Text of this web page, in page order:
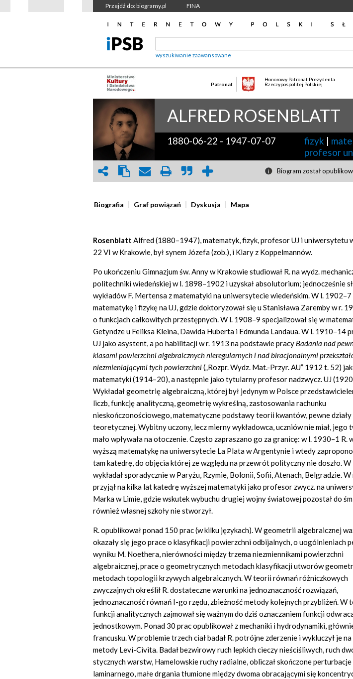
Przejdź do: biogramy.pl FINA
wyszukiwanie zaawansowane
Patronat
Honorowy Patronat Prezydenta
Rzeczypospolitej Polskiej
ALFRED ROSENBLATT
1880-06-22 - 1947-07-07 fizyk |
profesor
Biogram został
Biografia Graf powiązań Dyskusja Mapa
Rosenblatt Alfred (1880–1947), matematyk, fizyk, profesor UJ i uniwersytetu
22 VI w Krakowie, był synem Józefa (zob.), i Klary z Koppelmannów.
Po ukończeniu Gimnazjum św. Anny w Krakowie studiował R. na wydz.
politechniki wiedeńskiej w l. 1898–1902 i uzyskał absolutorium; jednocześnie
wykładów F. Mertensa z matematyki na uniwersytecie wiedeńskim. W l.
matematykę i fizykę na UJ, gdzie doktoryzował się u Stanisława Zaremby w r.
o funkcjach całkowitych przestępnych. W l. 1908–9 specjalizował się w
Getyndze u Feliksa Kleina, Dawida Huberta i Edmunda Landaua. W l. 1910–14
UJ jako asystent, a po habilitacji w r. 1913 na podstawie pracy Badania nad
klasami powierzchni algebraicznych nieregularnych i nad biracjonalnymi
niezmieniającymi tych powierzchni(„Rozpr. Wydz. Mat.-Przyr. AU” 1912 t. 52)
matematyki (1914–20), a następnie jako tytularny profesor nadzwycz. UJ
Wykładał geometrię algebraiczną, której był jedynym w Polsce
liczb, funkcję analityczną, geometrię wykreślną, zastosowania rachunku
nieskończonościowego, matematyczne podstawy teorii kwantów, pewne
teoretycznej. Wybitny uczony, lecz mierny wykładowca, uczniów nie miał, jego
mało wpływała na otoczenie. Często zapraszano go za granicę: w l. 1930–1 R.
wyższą matematykę na uniwersytecie La Plata w Argentynie i wtedy
tam katedrę, do objęcia której ze względu na przewrót polityczny nie doszło.
wykładał sporadycznie w Paryżu, Rzymie, Bolonii, Sofii, Atenach, Belgradzie. W
przyjął na kilka lat katedrę wyższej matematyki jako profesor zwycz. na
Marka w Limie, gdzie wskutek wybuchu drugiej wojny światowej pozostał do
również własnej szkoły nie stworzył.
R. opublikował ponad 150 prac (w kilku językach). W geometrii algebraicznej
okazały się jego prace o klasyfikacji powierzchni odbijalnych, o uogólnieniach
wyniku M. Noethera, nierówności między trzema niezmiennikami powierzchni
algebraicznej, prace o geometrycznych metodach klasyfikacji utworów
metodach topologii krzywych algebraicznych. W teorii równań różniczkowych
zwyczajnych określił R. dostateczne warunki na jednoznaczność rozwiązań,
jednoznaczność równań I-go rzędu, zbieżność metody kolejnych przybliżeń. W
funkcji analitycznych zajmował się ważnym do dziś oznaczaniem funkcji
jednostkowym. Ponad 30 prac opublikował z mechaniki i hydrodynamiki,
francusku. W problemie trzech ciał badał R. potrójne zderzenie i wykluczył je
metody Levi-Civita. Badał bezwirowy ruch lepkich cieczy nieściśliwych, ruch
stycznych warstw, Hamelowskie ruchy radialne, obliczał skończone perturbacje
laminarnego, małe drgania tłumione między dwoma obracającymi się